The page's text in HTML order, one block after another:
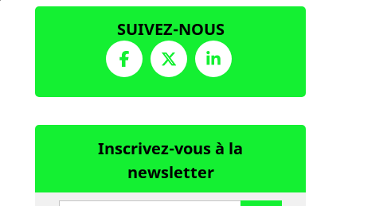
SUIVEZ-NOUS
Inscrivez-vous à la
newsletter